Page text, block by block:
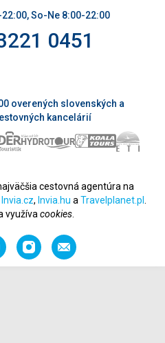
So-Ne 8:00-22:00
0451
overených slovenských a
kancelárií
cestovná agentúra na
Invia.cz, Invia.hu a Travelplanet.pl
využíva cookies.
InstagramOdporučiť